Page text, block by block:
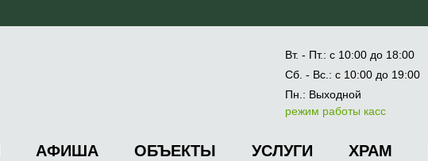
Вт. - Пт.: с 10:00 до 18:00
Сб. - Вс.: с 10:00 до 19:00
Пн.: Выходной
режим работы касс
АФИША ОБЪЕКТЫ УСЛУГИ ХРАМ